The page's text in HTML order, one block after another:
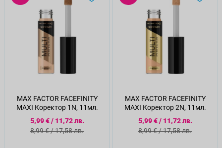
MAX FACTOR FACEFINITY
MAXI Коректор 1N, 11мл.
Специална цена
5,99 €/ 11,72 лв.
Стандартна цена
8,99 €/17,58 лв.
MAX FACTOR FACEFINITY
MAXI Коректор 2N, 11мл.
Специална цена
5,99 €/ 11,72 лв.
Стандартна цена
8,99 €/17,58 лв.